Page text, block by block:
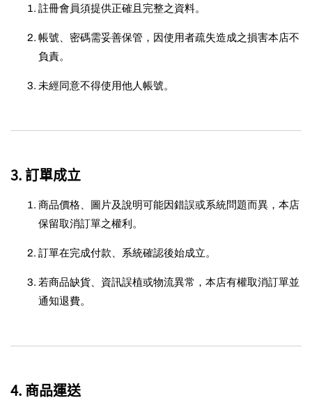
註冊會員須提供正確且完整之資料。
帳號、密碼需妥善保管，因使用者疏失造成之損害本店不
負責。
未經同意不得使用他人帳號。
3. 訂單成立
商品價格、圖片及說明可能因錯誤或系統問題而異，本店
保留取消訂單之權利。
訂單在完成付款、系統確認後始成立。
若商品缺貨、資訊誤植或物流異常，本店有權取消訂單並
通知退費。
4. 商品運送